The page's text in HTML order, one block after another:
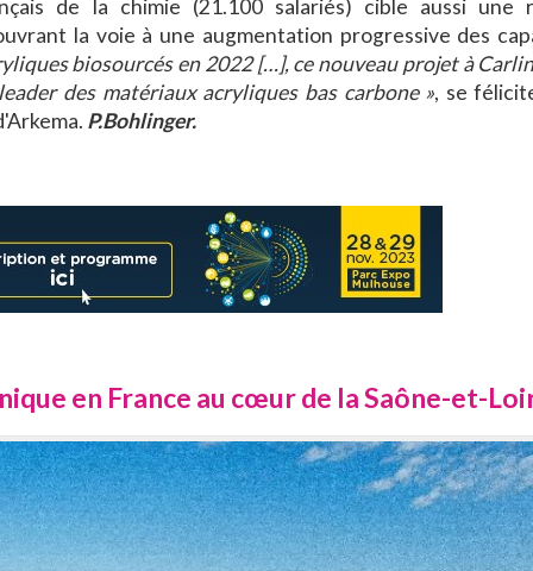
de la chimie (21.100 salariés) cible aussi une
la voie à une augmentation progressive des
biosourcés en 2022 […], ce nouveau projet à
des matériaux acryliques bas carbone », se
P.Bohlinger.
en France au cœur de la Saône-et-